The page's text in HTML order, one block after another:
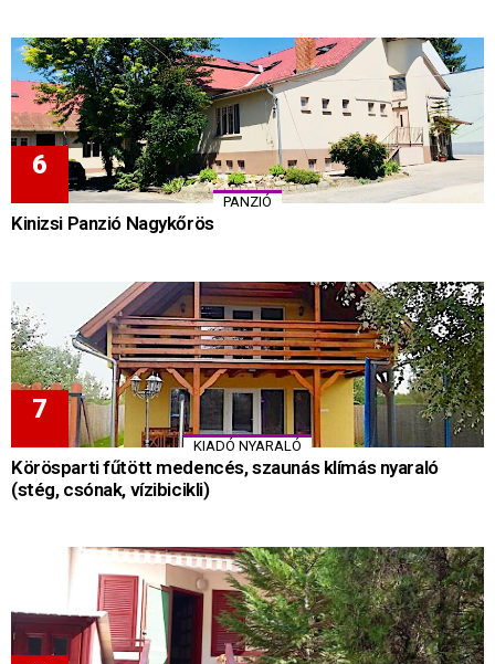
PANZIÓ
Kinizsi Panzió Nagykőrös
KIADÓ NYARALÓ
Körösparti fűtött medencés, szaunás klímás nyaraló
(stég, csónak, vízibicikli)